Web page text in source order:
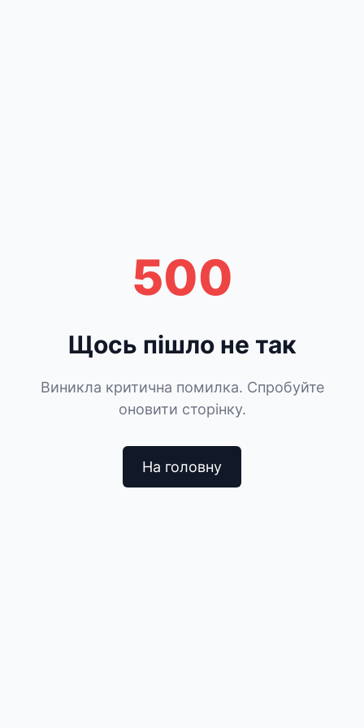
500
Щось пішло не так
Виникла критична помилка. Спробуйте
оновити сторінку.
На головну